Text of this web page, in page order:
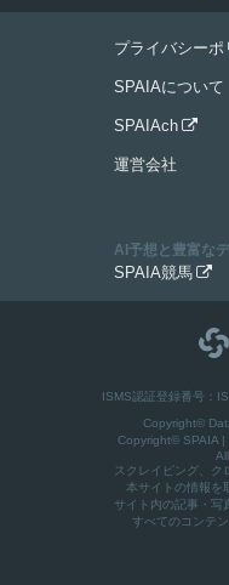
プライバシーポ
SPAIAについて
SPAIAch 
運営会社
AI予想と豊富な
SPAIA競馬 
ISMS認証登録番号：
Copyright©
Copyright© SPAIA |
スクレイピング、ク
本サイトの情報を
サイト内の記事・写
すべてのコンテ